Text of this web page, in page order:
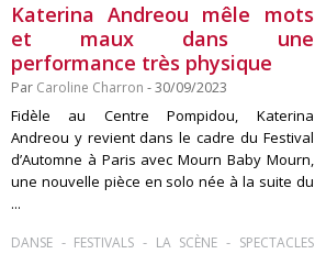
Katerina Andreou mêle mots
et maux dans une
performance très physique
Par Caroline Charron - 30/09/2023
Fidèle au Centre Pompidou, Katerina
Andreou y revient dans le cadre du Festival
d’Automne à Paris avec Mourn Baby Mourn,
une nouvelle pièce en solo née à la suite du
...
DANSE - FESTIVALS - LA SCÈNE - SPECTACLES